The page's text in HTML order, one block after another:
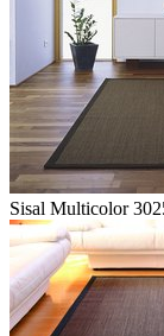
Sisal Multicolor